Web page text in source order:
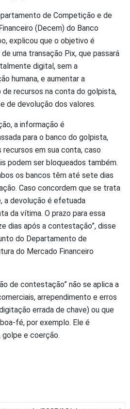
de Competição e de
(Decem) do Banco
explicou que o objetivo é
uma transação Pix, que passará
digital, sem a
humana, e aumentar a
recursos na conta do golpista,
de devolução dos valores.
a informação é
para o banco do golpista,
recursos em sua conta, caso
podem ser bloqueados também.
os bancos têm até sete dias
Caso concordem que se trata
a devolução é efetuada
da vítima. O prazo para essa
dias após a contestação”, disse
do Departamento de
do Mercado Financeiro
de contestação” não se aplica a
arrependimento e erros
errada de chave) ou que
fé, por exemplo. Ele é
e coerção.